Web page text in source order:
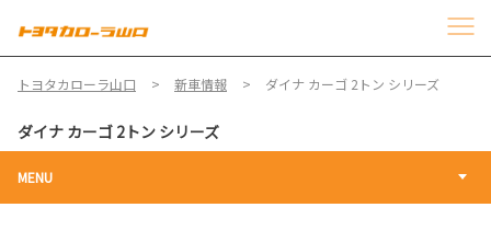
トヨタカローラ山口 新車情報 ダイナ カーゴ 2トン シリーズ
ダイナ カーゴ 2トン シリーズ
MENU